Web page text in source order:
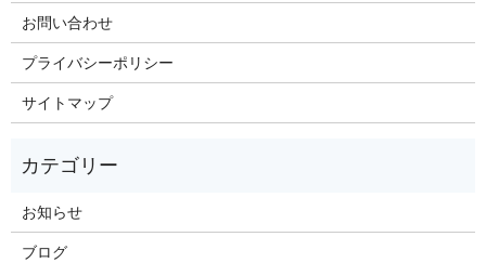
お問い合わせ
プライバシーポリシー
サイトマップ
お知らせ
ブログ